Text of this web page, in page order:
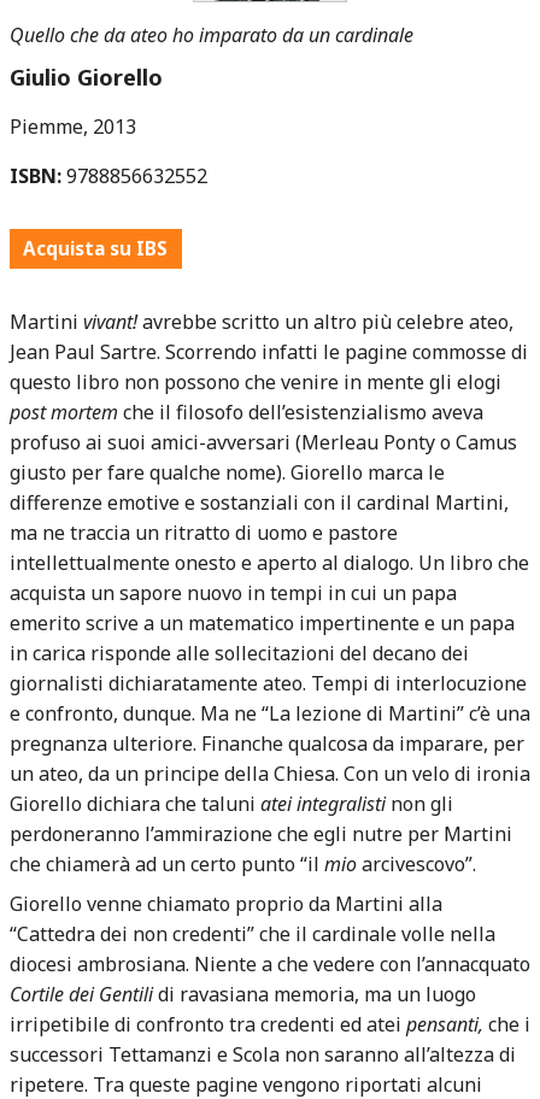
Quello che da ateo ho imparato da un cardinale
Giulio Giorello
Piemme 2013
ISBN:9788856632552
Acquista su IBS
Martini vivant!avrebbe scritto un altro più celebre ateo,
Jean Paul Sartre. Scorrendo infatti le pagine commosse di
questo libro non possono che venire in mente gli elogi
post mortem che il filosofo dell’esistenzialismo aveva
profuso ai suoi amici-avversari (Merleau Ponty o Camus
giusto per fare qualche nome). Giorello marca le
differenze emotive e sostanziali con il cardinal Martini,
ma ne traccia un ritratto di uomo e pastore
intellettualmente onesto e aperto al dialogo. Un libro che
acquista un sapore nuovo in tempi in cui un papa
emerito scrive a un matematico impertinente e un papa
in carica risponde alle sollecitazioni del decano dei
giornalisti dichiaratamente ateo. Tempi di interlocuzione
e confronto, dunque. Ma ne “La lezione di Martini” c’è una
pregnanza ulteriore. Finanche qualcosa da imparare, per
un ateo, da un principe della Chiesa. Con un velo di ironia
Giorello dichiara che taluni atei integralistinon gli
perdoneranno l’ammirazione che egli nutre per Martini
che chiamerà ad un certo punto “il mioarcivescovo”.
Giorello venne chiamato proprio da Martini alla
“Cattedra dei non credenti” che il cardinale volle nella
diocesi ambrosiana. Niente a che vedere con l’annacquato
Cortile dei Gentilidi ravasiana memoria, ma un luogo
irripetibile di confronto tra credenti ed atei pensanti, che i
successori Tettamanzi e Scola non saranno all’altezza di
ripetere. Tra queste pagine vengono riportati alcuni